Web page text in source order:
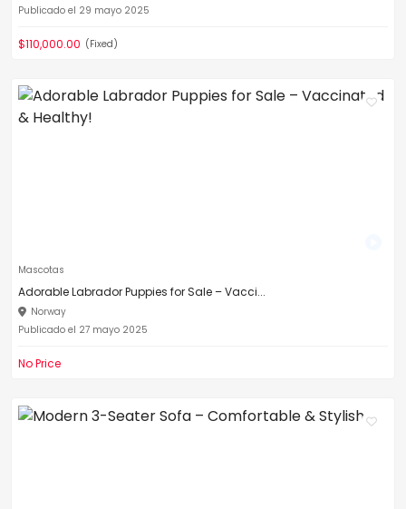
Publicado el 29 mayo 2025
$110,000.00 (Fixed)
Mascotas
Adorable Labrador Puppies for Sale – Vacci...
Norway
Publicado el 27 mayo 2025
No Price